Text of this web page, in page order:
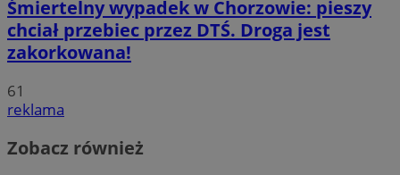
Śmiertelny wypadek w Chorzowie: pieszy
chciał przebiec przez DTŚ. Droga jest
zakorkowana!
61
reklama
Zobacz również